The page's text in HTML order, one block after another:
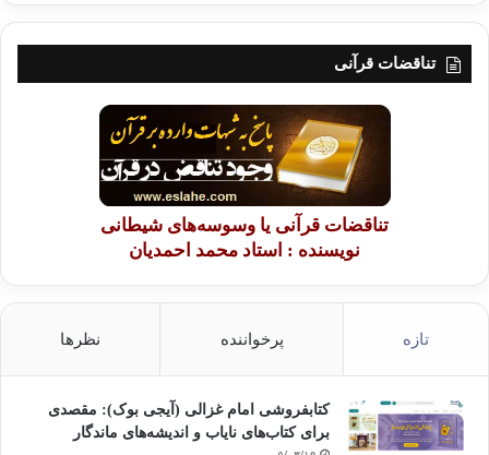
تناقضات قرآنی
تناقضات قرآنی یا وسوسه‌های شیطانی
نویسنده : استاد محمد احمدیان
تازه پرخواننده نظرها
کتابفروشی امام غزالی (آیجی بوک): مقصدی
برای کتاب‌های نایاب و اندیشه‌های ماندگار